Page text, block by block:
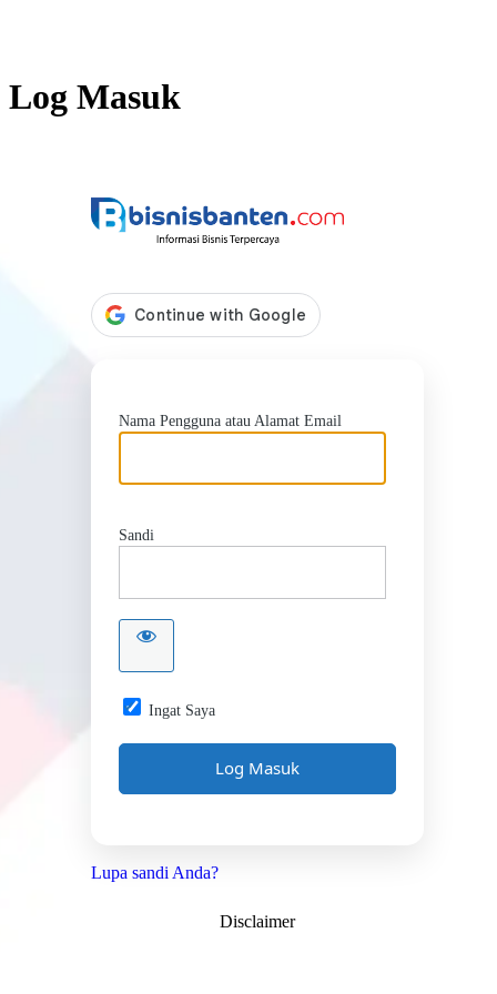
Log Masuk
Nama Pengguna atau Alamat Email
Sandi
Ingat Saya
Lupa sandi Anda?
Disclaimer